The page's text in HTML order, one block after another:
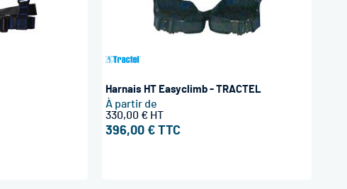
Harnais HT Easyclimb - TRACTEL
À partir de
396,00 €
330,00 €